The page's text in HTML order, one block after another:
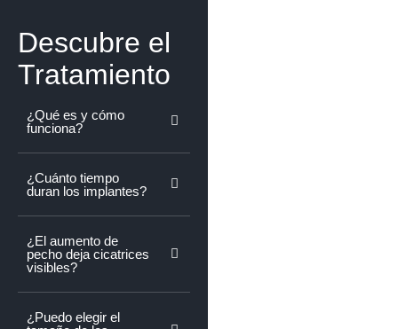
Descubre el
Tratamiento
¿Qué es y cómo
funciona?
¿Cuánto tiempo
duran los implantes?
¿El aumento de
pecho deja cicatrices
visibles?
¿Puedo elegir el